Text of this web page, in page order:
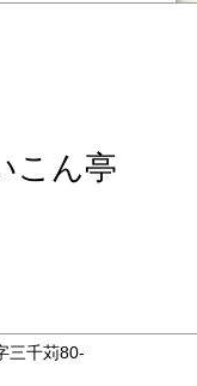
こん亭
三千苅80-